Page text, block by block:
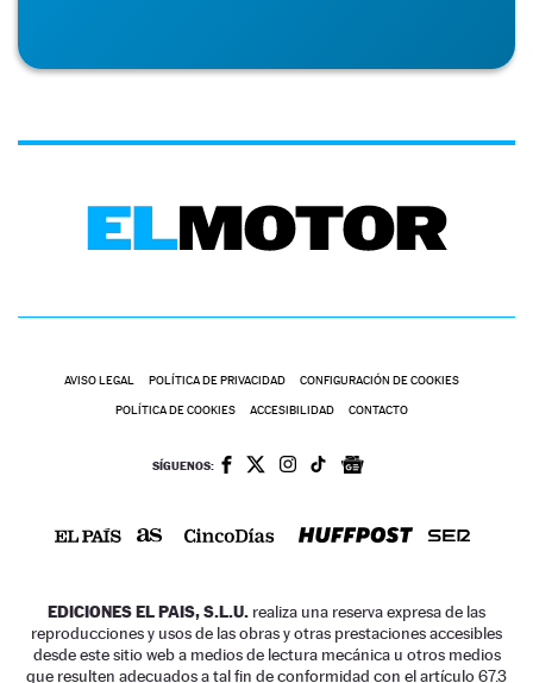
AVISO LEGAL POLÍTICA DE PRIVACIDAD CONFIGURACIÓN DE COOKIES
POLÍTICA DE COOKIES ACCESIBILIDAD CONTACTO
SÍGUENOS:
EDICIONES EL PAIS, S.L.U. realiza una reserva expresa de las
reproducciones y usos de las obras y otras prestaciones accesibles
desde este sitio web a medios de lectura mecánica u otros medios
que resulten adecuados a tal fin de conformidad con el artículo 67.3